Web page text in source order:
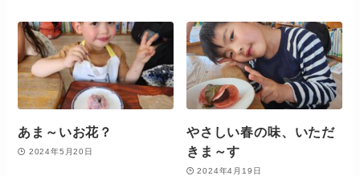
あま～いお花？
2024年5月20日
やさしい春の味、いただ
きま～す
2024年4月19日